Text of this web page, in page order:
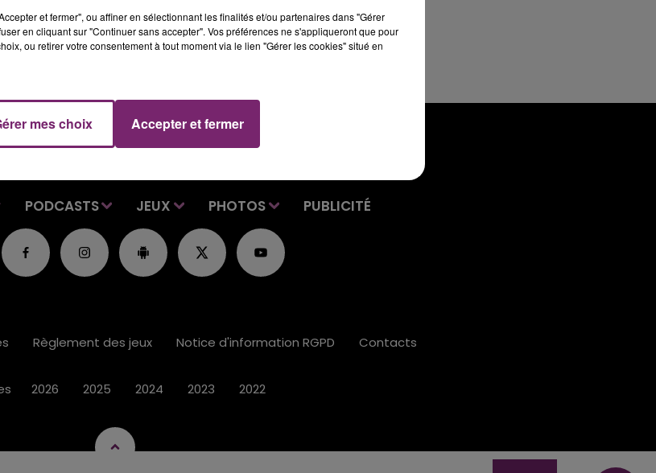
PODCASTS JEUX PHOTOS PUBLICITÉ
Règlement des jeux Notice d'information RGPD Contacts
2026 2025 2024 2023 2022
et fermer", ou affiner en sélectionnant les finalités et/ou partenaires dans "Gérer
en cliquant sur "Continuer sans accepter". Vos préférences ne s'appliqueront que pour
ou retirer votre consentement à tout moment via le lien "Gérer les cookies" situé en
mes choix Accepter et fermer